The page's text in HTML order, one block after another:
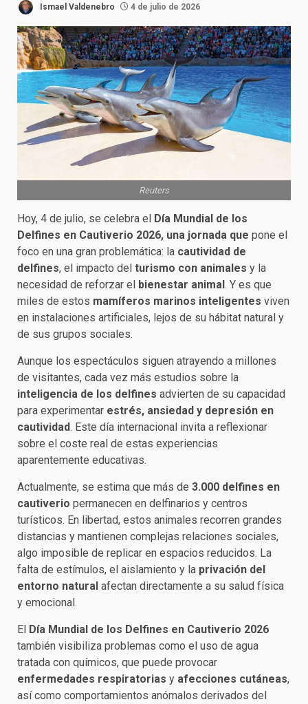
Ismael Valdenebro 4 de julio de 2026
Reuters
Hoy, 4 de julio, se celebra el Día Mundial de los
Delfines en Cautiverio 2026, una jornada que pone el
foco en una gran problemática: la cautividad de
delfines, el impacto del turismo con animales y la
necesidad de reforzar el bienestar animal. Y es que
miles de estos mamíferos marinos inteligentes viven
en instalaciones artificiales, lejos de su hábitat natural y
de sus grupos sociales.
Aunque los espectáculos siguen atrayendo a millones
de visitantes, cada vez más estudios sobre la
inteligencia de los delfines advierten de su capacidad
para experimentar estrés, ansiedad y depresión en
cautividad. Este día internacional invita a reflexionar
sobre el coste real de estas experiencias
aparentemente educativas.
Actualmente, se estima que más de 3.000 delfines en
cautiverio permanecen en delfinarios y centros
turísticos. En libertad, estos animales recorren grandes
distancias y mantienen complejas relaciones sociales,
algo imposible de replicar en espacios reducidos. La
falta de estímulos, el aislamiento y la privación del
entorno natural afectan directamente a su salud física
y emocional.
El Día Mundial de los Delfines en Cautiverio 2026
también visibiliza problemas como el uso de agua
tratada con químicos, que puede provocar
enfermedades respiratorias y afecciones cutáneas,
así como comportamientos anómalos derivados del